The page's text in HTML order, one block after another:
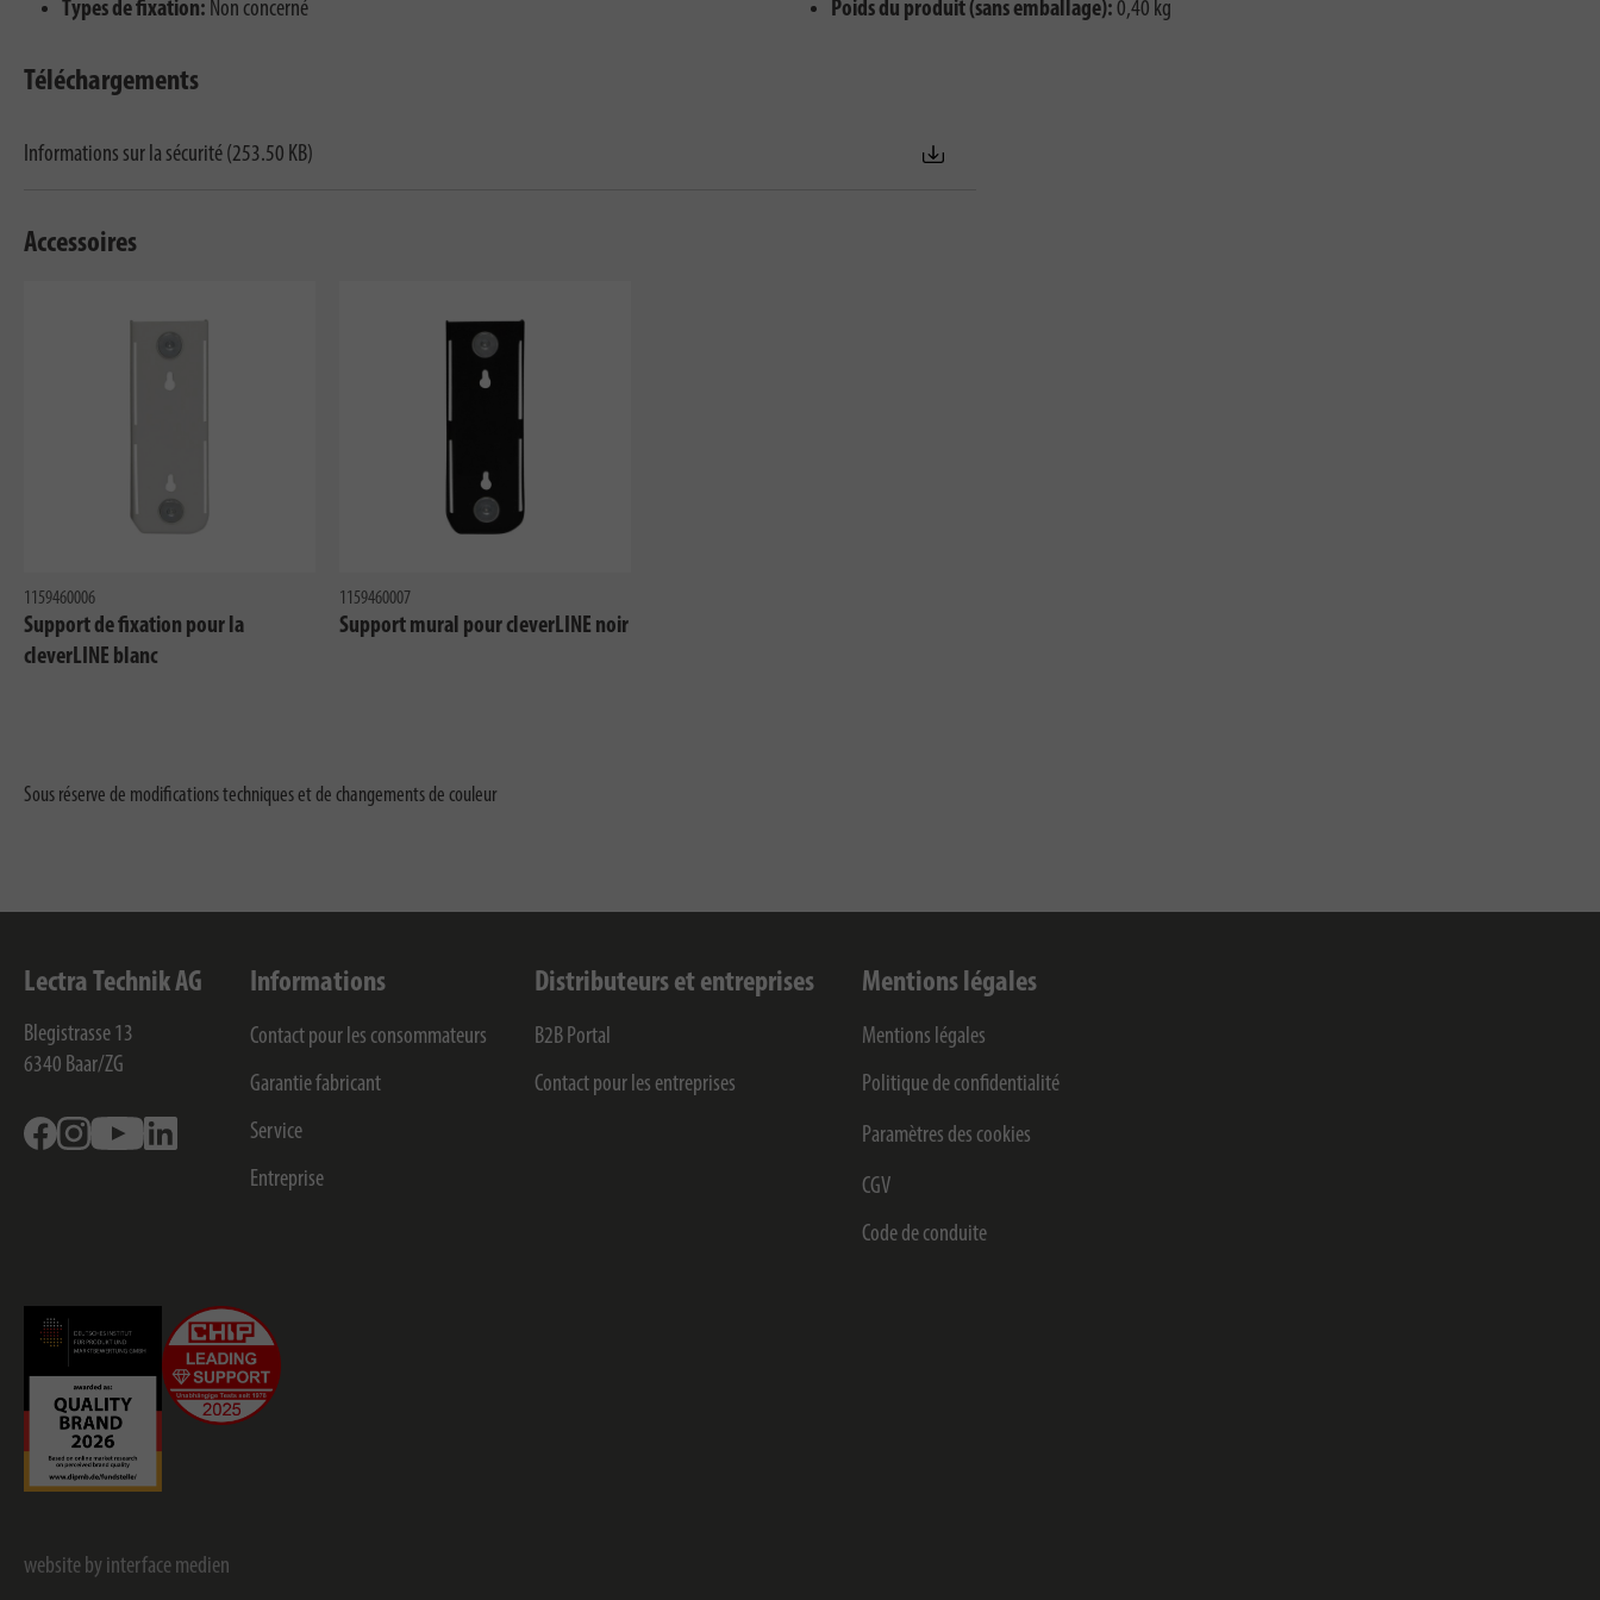
Types de fixation: Non concerné
Poids du produit (sans emballage): 0,40 kg
Téléchargements
Informations sur la sécurité (253.50 KB)
Accessoires
1159460006
Support de fixation pour la
cleverLINE blanc
1159460007
Support mural pour cleverLINE noir
Sous réserve de modifications techniques et de changements de couleur
Lectra Technik AG
Blegistrasse 13
6340 Baar/ZG
FacebookInstagramYoutube
Informations
Contact pour les consommateurs
Garantie fabricant
Service
Entreprise
Distributeurs et entreprises
B2B Portal
Contact pour les entreprises
Mentions légales
Mentions légales
Politique de confidentialité
Paramètres des cookies
CGV
Code de conduite
website by interface medien